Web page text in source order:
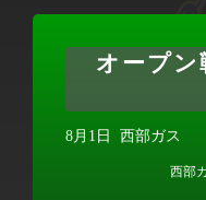
オープン
8月1日 西部ガス
西部